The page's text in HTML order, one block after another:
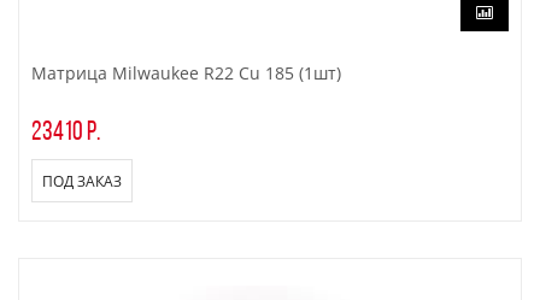
Матрица Milwaukee R22 Cu 185 (1шт)
23410 р.
ПОД ЗАКАЗ